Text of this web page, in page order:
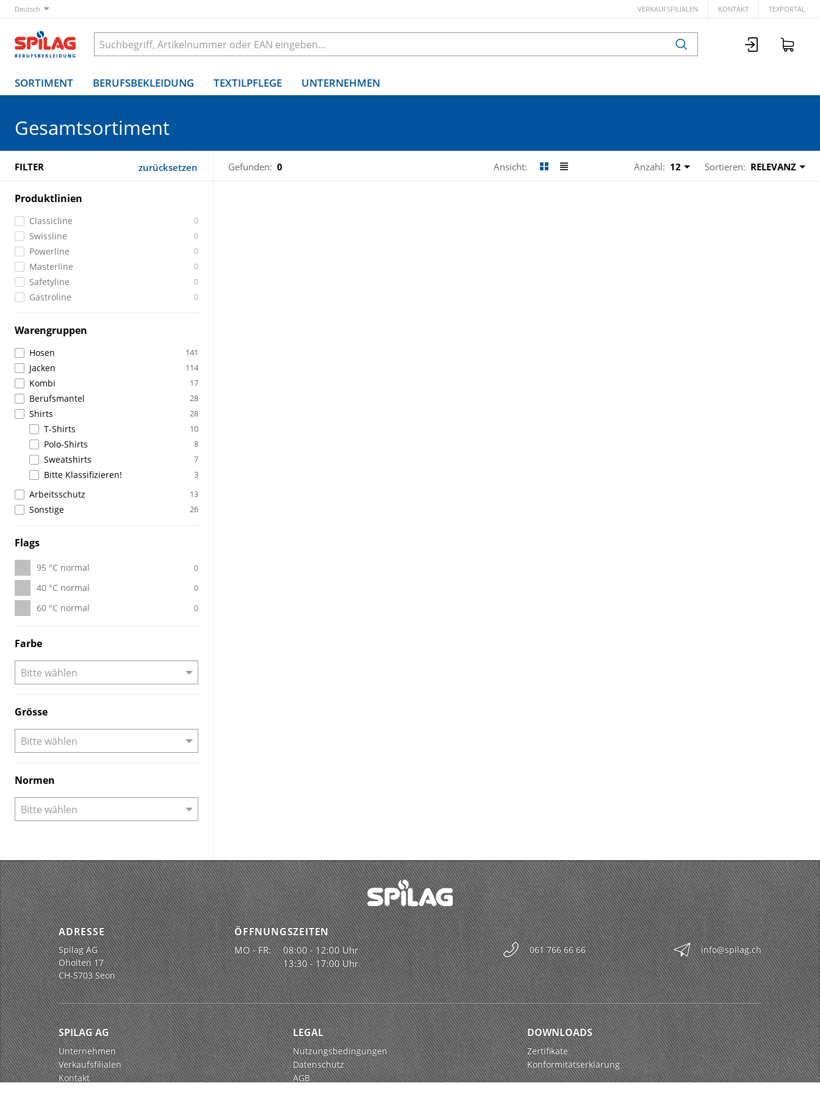
Deutsch VERKAUFSFILIALEN KONTAKT TEXPORTAL
SORTIMENT BERUFSBEKLEIDUNG TEXTILPFLEGE UNTERNEHMEN
Gesamtsortiment
FILTER zurücksetzen Gefunden: 0 Ansicht: Anzahl: 12 Sortieren: RELEVANZ
Produktlinien
Classicline 0
Swissline 0
Powerline 0
Masterline 0
Safetyline 0
Gastroline 0
Warengruppen
Hosen 141
Jacken 114
Kombi 17
Berufsmantel 28
Shirts 28
T-Shirts 10
Polo-Shirts 8
Sweatshirts 7
Bitte Klassifizieren! 3
Arbeitsschutz 13
Sonstige 26
Flags
95 °C normal 0
40 °C normal 0
60 °C normal 0
Farbe
Grösse
Normen
ADRESSE
Spilag AG
Oholten 17
CH-5703 Seon
ÖFFNUNGSZEITEN
MO - FR:
08:00 - 12:00 Uhr
13:30 - 17:00 Uhr
061 766 66 66 info@spilag.ch
SPILAG AG
Unternehmen
Verkaufsfilialen
Kontakt
LEGAL
Nutzungsbedingungen
Datenschutz
AGB
DOWNLOADS
Zertifikate
Konformitätserklärung